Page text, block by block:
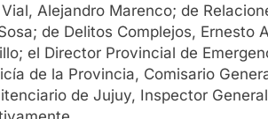
Alejandro Marenco; de
de Delitos Complejos, Ernesto
el Director Provincial de
de la Provincia, Comisario
de Jujuy, Inspector